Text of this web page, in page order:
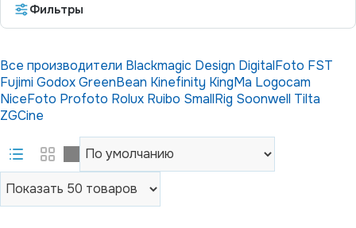
Фильтры
Все производители Blackmagic Design DigitalFoto FST
FujimiGodoxGreenBean Kinefinity KingMa Logocam
NiceFoto Profoto Rolux Ruibo SmallRig Soonwell Tilta
ZGCine